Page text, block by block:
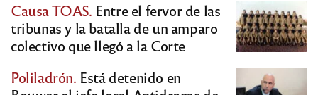
Causa TOAS. Entre el fervor de las
tribunas y la batalla de un amparo
colectivo que llegó a la Corte
Poliladrón. Está detenido en